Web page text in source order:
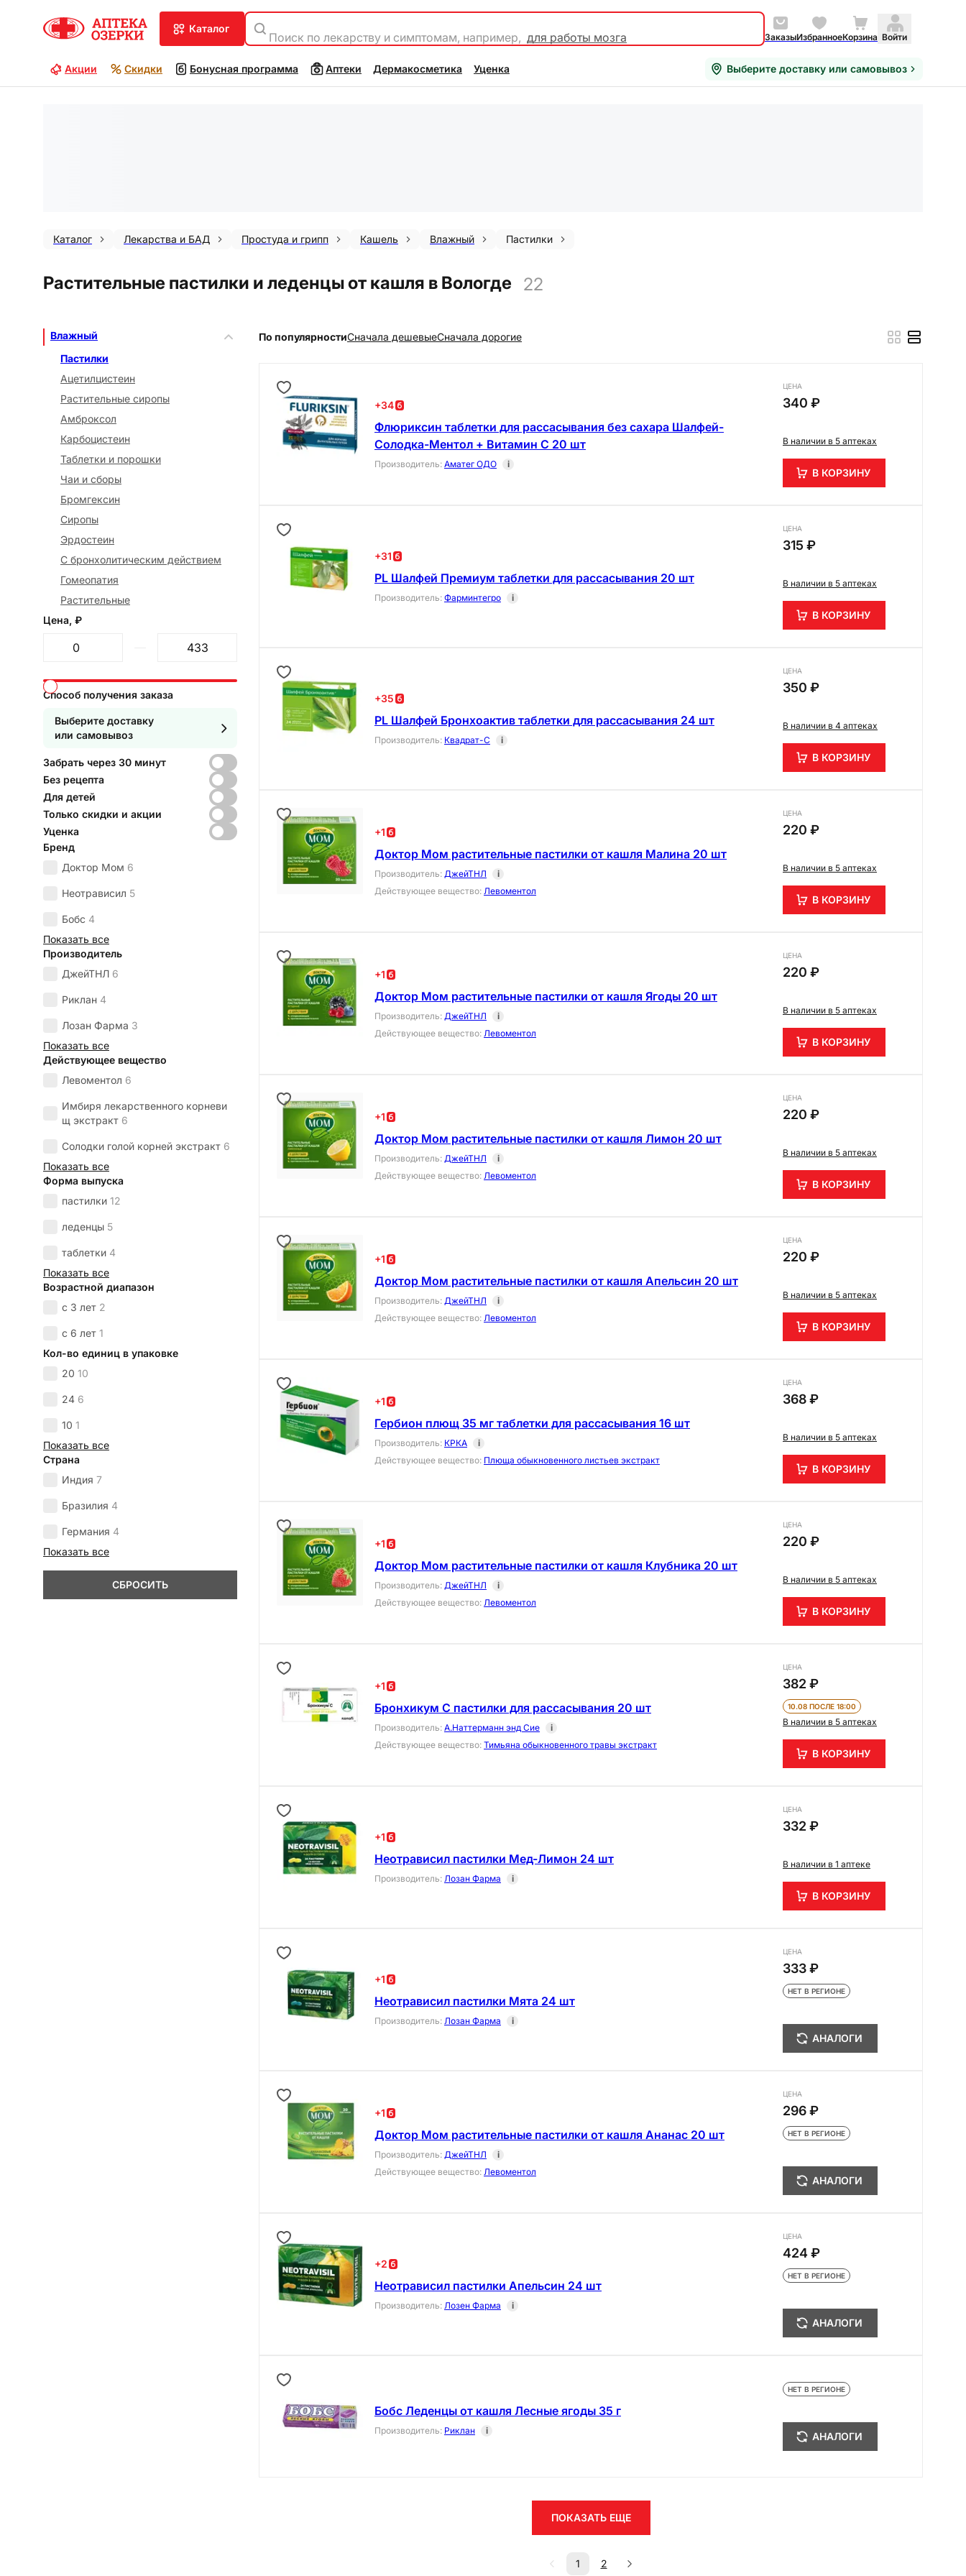
каталог
Поиск по лекарству и симптомам, например, для работы мозга ЗаказыИзбранноеКорзина Войти
Акции Скидки Бонусная программа Аптеки Дермакосметика Уценка Выберите доставку или самовывоз
Каталог Лекарства и БАД Простуда и грипп Кашель Влажный Пастилки
Растительные пастилки и леденцы от кашля в Вологде 22
Влажный
Пастилки
Ацетилцистеин
Растительные сиропы
Амброксол
Карбоцистеин
Таблетки и порошки
Чаи и сборы
Бромгексин
Сиропы
Эрдостеин
С бронхолитическим действием
Гомеопатия
Растительные
Цена, ₽
Способ получения заказа
Выберите доставку
или самовывоз
Забрать через 30 минут
Без рецепта
Для детей
Только скидки и акции
Уценка
Бренд
Доктор Мом 6
Неотрависил 5
Бобс 4
Показать все
Производитель
ДжейТНЛ 6
Риклан 4
Лозан Фарма 3
Показать все
Действующее вещество
Левоментол 6
Имбиря лекарственного корневи
щ экстракт 6
Солодки голой корней экстракт 6
Показать все
Форма выпуска
пастилки 12
леденцы 5
таблетки 4
Показать все
Возрастной диапазон
с 3 лет 2
с 6 лет 1
Кол-во единиц в упаковке
20 10
24 6
10 1
Показать все
Страна
Индия 7
Бразилия 4
Германия 4
Показать все
СБРОСИТЬ
По популярностиCначала дешевыеCначала дорогие
+34
Флюриксин таблетки для рассасывания без сахара Шалфей-
Солодка-Ментол + Витамин С 20 шт
Производитель: Аматег ОДО i
ЦЕНА
340 ₽
В наличии в 5 аптеках
В КОРЗИНУ
+31
PL Шалфей Премиум таблетки для рассасывания 20 шт
Производитель: Фарминтегро i
ЦЕНА
315 ₽
В наличии в 5 аптеках
В КОРЗИНУ
+35
PL Шалфей Бронхоактив таблетки для рассасывания 24 шт
Производитель: Квадрат-С i
ЦЕНА
350 ₽
В наличии в 4 аптеках
В КОРЗИНУ
+1
Доктор Мом растительные пастилки от кашля Малина 20 шт
Производитель: ДжейТНЛ
i
Действующее вещество: Левоментол
ЦЕНА
220 ₽
В наличии в 5 аптеках
В КОРЗИНУ
+1
Доктор Мом растительные пастилки от кашля Ягоды 20 шт
Производитель: ДжейТНЛ
i
Действующее вещество: Левоментол
ЦЕНА
220 ₽
В наличии в 5 аптеках
В КОРЗИНУ
+1
Доктор Мом растительные пастилки от кашля Лимон 20 шт
Производитель: ДжейТНЛ
i
Действующее вещество: Левоментол
ЦЕНА
220 ₽
В наличии в 5 аптеках
В КОРЗИНУ
+1
Доктор Мом растительные пастилки от кашля Апельсин 20 шт
Производитель: ДжейТНЛ
i
Действующее вещество: Левоментол
ЦЕНА
220 ₽
В наличии в 5 аптеках
В КОРЗИНУ
+1
Гербион плющ 35 мг таблетки для рассасывания 16 шт
Производитель: КРКА
i
Действующее вещество: Плюща обыкновенного листьев экстракт
ЦЕНА
368 ₽
В наличии в 5 аптеках
В КОРЗИНУ
+1
Доктор Мом растительные пастилки от кашля Клубника 20 шт
Производитель: ДжейТНЛ
i
Действующее вещество: Левоментол
ЦЕНА
220 ₽
В наличии в 5 аптеках
В КОРЗИНУ
+1
Бронхикум С пастилки для рассасывания 20 шт
Производитель: А.Наттерманн энд Сие
i
Действующее вещество: Тимьяна обыкновенного травы экстракт
ЦЕНА
382 ₽
10.08 ПОСЛЕ 18:00
В наличии в 5 аптеках
В КОРЗИНУ
+1
Неотрависил пастилки Мед-Лимон 24 шт
Производитель: Лозан Фарма i
ЦЕНА
332 ₽
В наличии в 1 аптеке
В КОРЗИНУ
+1
Неотрависил пастилки Мята 24 шт
Производитель: Лозан Фарма i
ЦЕНА
333 ₽
НЕТ В РЕГИОНЕ
АНАЛОГИ
+1
Доктор Мом растительные пастилки от кашля Ананас 20 шт
Производитель: ДжейТНЛ
i
Действующее вещество: Левоментол
ЦЕНА
296 ₽
НЕТ В РЕГИОНЕ
АНАЛОГИ
+2
Неотрависил пастилки Апельсин 24 шт
Производитель: Лозен Фарма i
ЦЕНА
424 ₽
НЕТ В РЕГИОНЕ
АНАЛОГИ
Бобс Леденцы от кашля Лесные ягоды 35 г
Производитель: Риклан i
НЕТ В РЕГИОНЕ
АНАЛОГИ
ПОКАЗАТЬ ЕЩЕ
1 2